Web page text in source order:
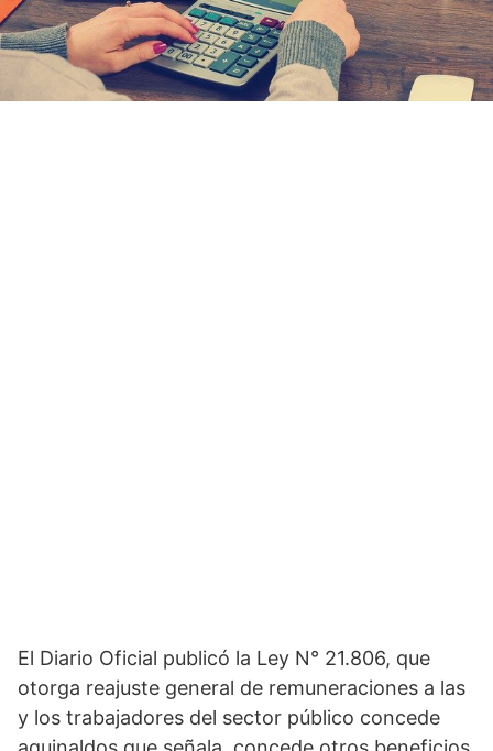
El Diario Oficial publicó la Ley N° 21.806, que
otorga reajuste general de remuneraciones a las
y los trabajadores del sector público concede